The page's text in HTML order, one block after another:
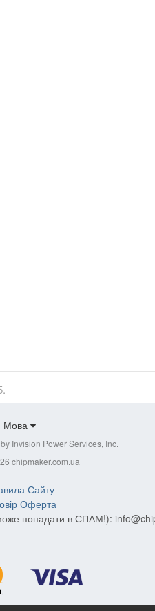
Мова
Invision Power Services, Inc.
chipmaker.com.ua
Сайту
Оферта
може попадати в СПАМ!):